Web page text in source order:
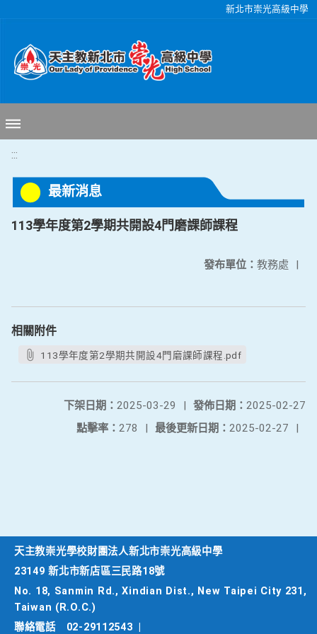
新北市崇光高級中學
:::
最新消息
113學年度第2學期共開設4門磨課師課程
發布單位： 教務處 |
相關附件
113學年度第2學期共開設4門磨課師課程.pdf
發佈日期： 2025-02-27
下架日期： 2025-03-29
|
最後更新日期： 2025-02-27 |
點擊率： 278 |
天主教崇光學校財團法人新北市崇光高級中學
23149 新北市新店區三民路18號
No. 18, Sanmin Rd., Xindian Dist., New Taipei City 231,
Taiwan (R.O.C.)
聯絡電話
02-29112543